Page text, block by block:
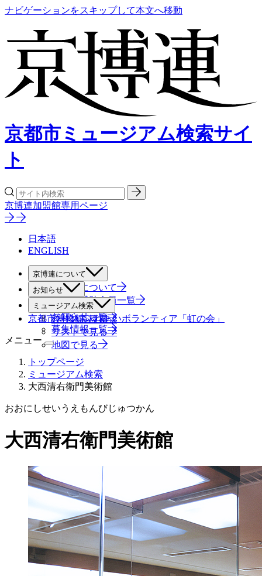
ナビゲーションをスキップして本文へ移動
京都市ミュージアム検索サイ
ト
京博連加盟館専用ページ
日本語
ENGLISH
京博連について
京博連について
役員・賛助会員一覧
お知らせ
すべて
お知らせ一覧
募集情報一覧
ミュージアム検索
絞り込み検索
リストで見る
地図で見る
京都市博物館ふれあいボランティア「虹の会」
メニュー
トップページ
ミュージアム検索
大西清右衛門美術館
おおにしせいうえもんびじゅつかん
大西清右衛門美術館